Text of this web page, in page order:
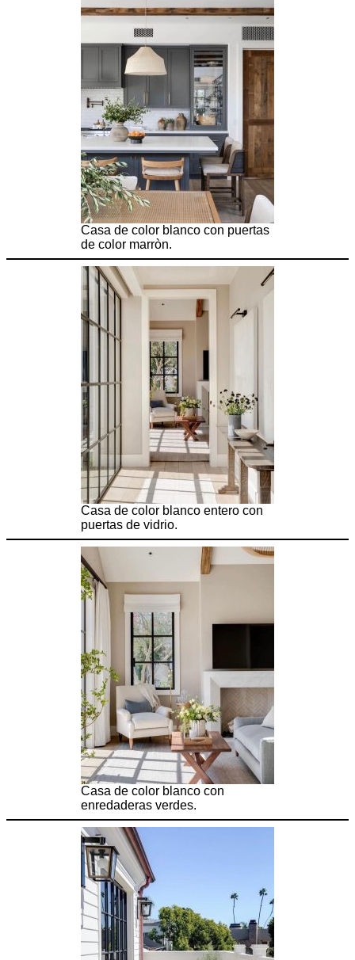
Casa de color blanco con puertas
de color marròn.
Casa de color blanco entero con
puertas de vidrio.
Casa de color blanco con
enredaderas verdes.